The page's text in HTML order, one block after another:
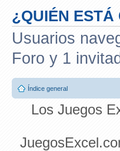
¿QUIÉN ESTÁ
Usuarios
Foro y 1
Índice general
Los Juegos